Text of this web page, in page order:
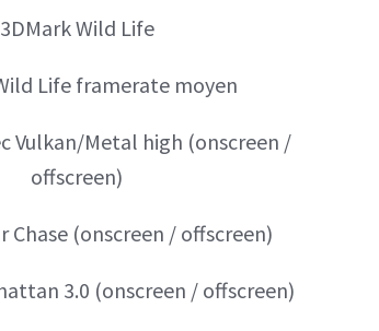
3DMark Wild Life
Life framerate moyen
Vulkan/Metal high (onscreen /
offscreen)
Chase (onscreen / offscreen)
3.0 (onscreen / offscreen)